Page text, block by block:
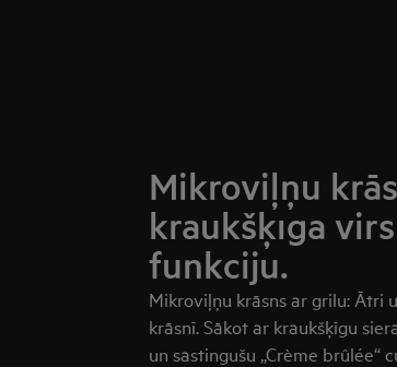
Mikroviļņu
kraukšķīga
funkciju.
Mikroviļņu krāsns ar grilu: Ātri
krāsnī. Sākot ar kraukšķīgu
un sastingušu „Crème brûlée“